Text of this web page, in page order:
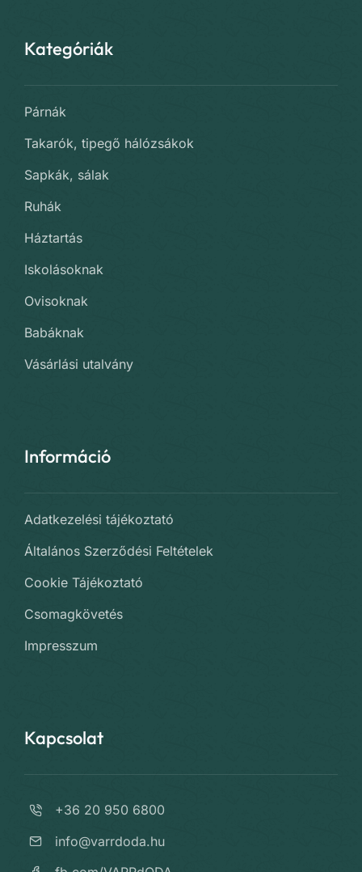
Kategóriák
Párnák
Takarók, tipegő hálózsákok
Sapkák, sálak
Ruhák
Háztartás
Iskolásoknak
Ovisoknak
Babáknak
Vásárlási utalvány
Információ
Adatkezelési tájékoztató
Általános Szerződési Feltételek
Cookie Tájékoztató
Csomagkövetés
Impresszum
Kapcsolat
+36 20 950 6800
info@varrdoda.hu